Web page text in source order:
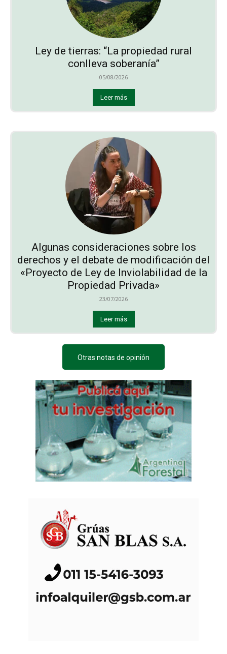
Ley de tierras: “La propiedad rural
conlleva soberanía”
05/08/2026
Leer más
Algunas consideraciones sobre los
derechos y el debate de modificación del
«Proyecto de Ley de Inviolabilidad de la
Propiedad Privada»
23/07/2026
Leer más
Otras notas de opinión